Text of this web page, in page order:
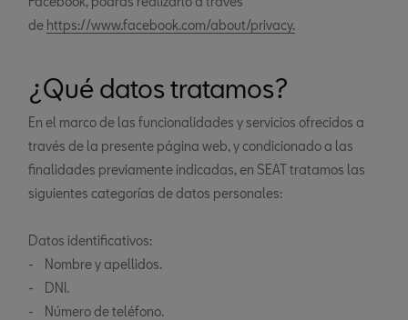
de https://www.facebook.com/about/privacy.
¿Qué datos tratamos?
En el marco de las funcionalidades y servicios ofrecidos a
través de la presente página web, y condicionado a las
finalidades previamente indicadas, en SEAT tratamos las
siguientes categorías de datos personales:
Datos identificativos:
- Nombre y apellidos.
- DNI.
- Número de teléfono.